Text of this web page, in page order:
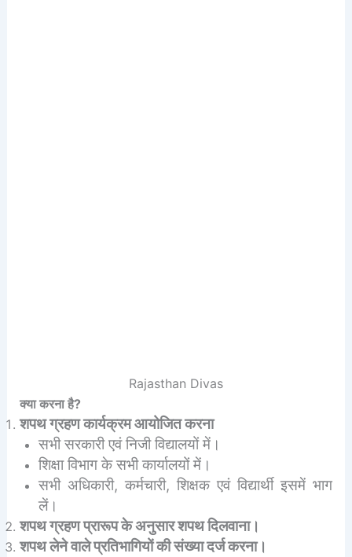
Rajasthan Divas
क्या करना है?
शपथ ग्रहण कार्यक्रम आयोजित करना
सभी सरकारी एवं निजी विद्यालयों में।
शिक्षा विभाग के सभी कार्यालयों में।
सभी अधिकारी, कर्मचारी, शिक्षक एवं विद्यार्थी इसमें भाग
लें।
शपथ ग्रहण प्रारूप के अनुसार शपथ दिलवाना।
शपथ लेने वाले प्रतिभागियों की संख्या दर्ज करना।